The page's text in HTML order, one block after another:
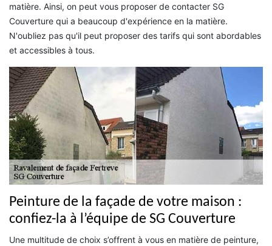
matière. Ainsi, on peut vous proposer de contacter SG
Couverture qui a beaucoup d'expérience en la matière.
N'oubliez pas qu'il peut proposer des tarifs qui sont abordables
et accessibles à tous.
Peinture de la façade de votre maison :
confiez-la à l’équipe de SG Couverture
Une multitude de choix s’offrent à vous en matière de peinture,